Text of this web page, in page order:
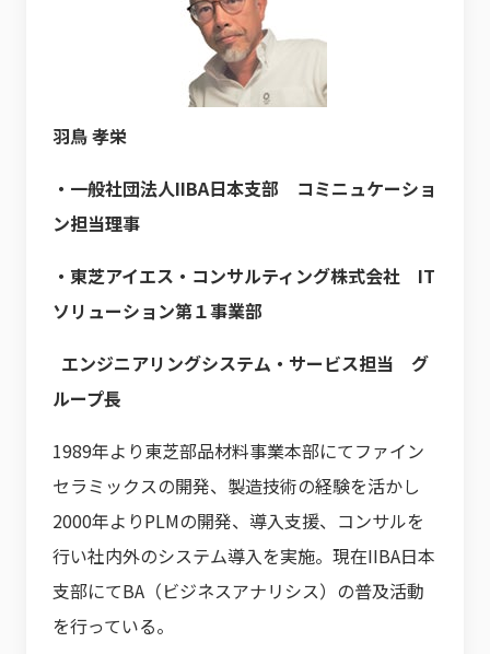
羽鳥 孝栄
・一般社団法人IIBA日本支部 コミニュケーショ
ン担当理事
・東芝アイエス・コンサルティング株式会社 IT
ソリューション第１事業部
エンジニアリングシステム・サービス担当 グ
ループ長
1989年より東芝部品材料事業本部にてファイン
セラミックスの開発、製造技術の経験を活かし
2000年よりPLMの開発、導入支援、コンサルを
行い社内外のシステム導入を実施。現在IIBA日本
支部にてBA（ビジネスアナリシス）の普及活動
を行っている。